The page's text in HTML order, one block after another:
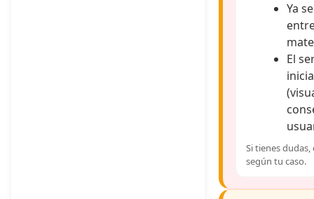
Ya se
El
Si tienes
según tu caso.